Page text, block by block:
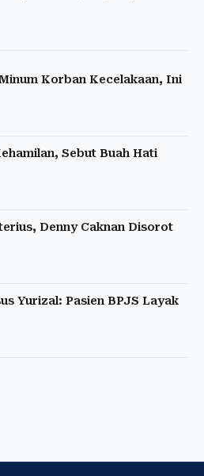
Korban Kecelakaan, Ini
Sebut Buah Hati
Denny Caknan Disorot
Yurizal: Pasien BPJS Layak